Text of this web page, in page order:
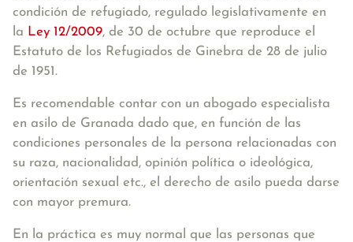
condición de refugiado, regulado legislativamente en
la Ley 12/2009, de 30 de octubre que reproduce el
Estatuto de los Refugiados de Ginebra de 28 de julio
de 1951.
Es recomendable contar con un abogado especialista
en asilo de Granada dado que, en función de las
condiciones personales de la persona relacionadas con
su raza, nacionalidad, opinión política o ideológica,
orientación sexual etc., el derecho de asilo pueda darse
con mayor premura.
En la práctica es muy normal que las personas que